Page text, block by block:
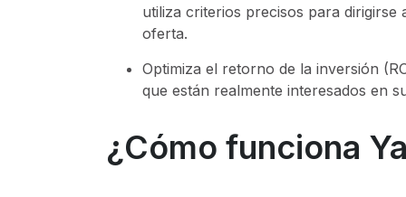
utiliza criterios precisos para
oferta.
Optimiza el retorno de la inversión
que están realmente interesados en
¿Cómo funciona